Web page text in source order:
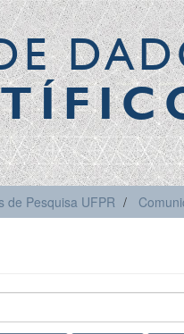
de Pesquisa UFPR